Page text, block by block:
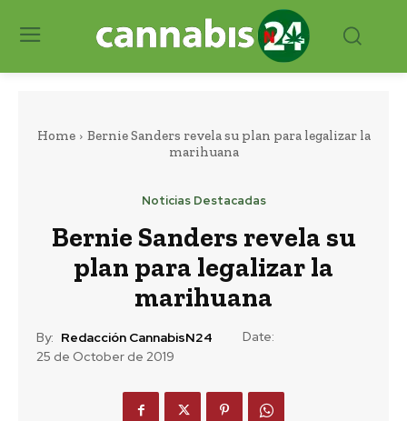
Home
Bernie Sanders revela su plan para legalizar la
marihuana
Noticias Destacadas
Bernie Sanders revela su
plan para legalizar la
marihuana
By: Redacción CannabisN24
Date:
25 de October de 2019